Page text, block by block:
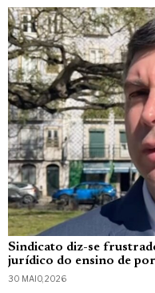
Sindicato diz-se
jurídico do ensino de
30 MAIO, 2026